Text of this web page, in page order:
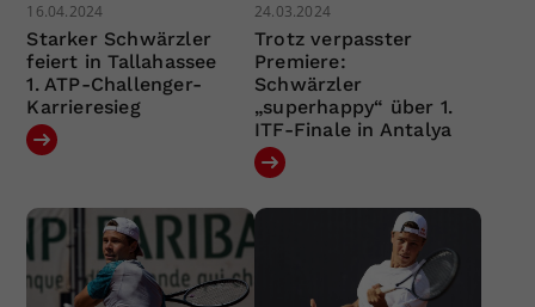
16.04.2024
Starker Schwärzler
feiert in Tallahassee
1. ATP-Challenger-
Karrieresieg
24.03.2024
Trotz verpasster
Premiere:
Schwärzler
„superhappy“ über 1.
ITF-Finale in Antalya